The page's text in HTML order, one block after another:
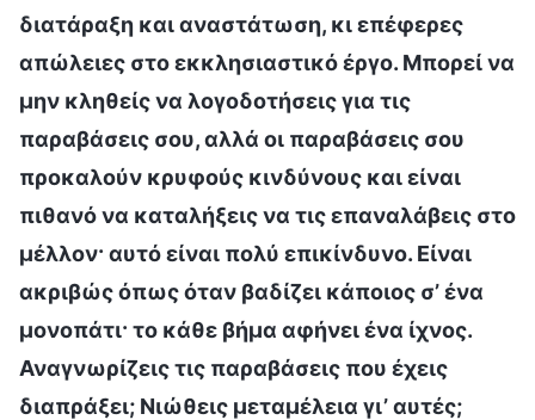
διατάραξη και αναστάτωση, κι επέφερες
απώλειες στο εκκλησιαστικό έργο. Μπορεί να
μην κληθείς να λογοδοτήσεις για τις
παραβάσεις σου, αλλά οι παραβάσεις σου
προκαλούν κρυφούς κινδύνους και είναι
πιθανό να καταλήξεις να τις επαναλάβεις στο
μέλλον· αυτό είναι πολύ επικίνδυνο. Είναι
ακριβώς όπως όταν βαδίζει κάποιος σ’ ένα
μονοπάτι· το κάθε βήμα αφήνει ένα ίχνος.
Αναγνωρίζεις τις παραβάσεις που έχεις
διαπράξει; Νιώθεις μεταμέλεια γι’ αυτές;